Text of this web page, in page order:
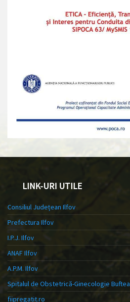
LINK-URI UTILE
Consiliul Județean Ilfov
Prefectura Ilfov
I.P.J. Ilfov
ANAF Ilfov
A.P.M. Ilfov
Spitalul de Obstetrică-Ginecologie Buftea
fiipregatit.ro